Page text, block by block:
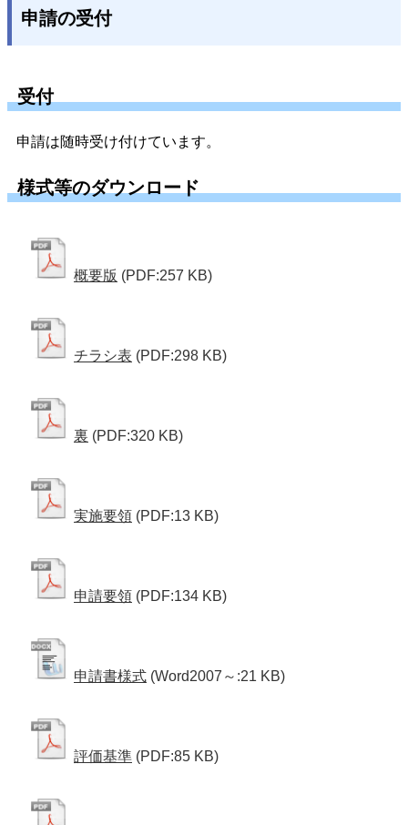
申請の受付
受付
申請は随時受け付けています。
様式等のダウンロード
概要版 (PDF:257 KB)
チラシ表 (PDF:298 KB)
裏 (PDF:320 KB)
実施要領 (PDF:13 KB)
申請要領 (PDF:134 KB)
申請書様式 (Word2007～:21 KB)
評価基準 (PDF:85 KB)